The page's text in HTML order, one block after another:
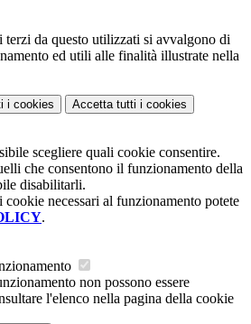
terzi da questo utilizzati si avvalgono di
ed utili alle finalità illustrate nella
i cookies Accetta tutti i cookies
scegliere quali cookie consentire.
che consentono il funzionamento della
disabilitarli.
cookie necessari al funzionamento potete
.
non possono essere
l'elenco nella pagina della cookie